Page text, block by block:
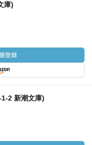
庫)
2 新潮文庫)